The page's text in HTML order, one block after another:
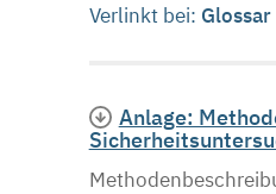
Verlinkt bei: Glossar
Anlage: